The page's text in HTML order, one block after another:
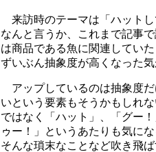
来訪時のテーマは「ハット
なんと言うか、これまで記事
は商品である魚に関連してい
ずいぶん抽象度が高くなった
アップしているのは抽象度
いという要素もそうかもしれ
ではなく「ハット」、「グー
ゥー！」というあたりも気に
そんな瑣末なことなど吹き飛